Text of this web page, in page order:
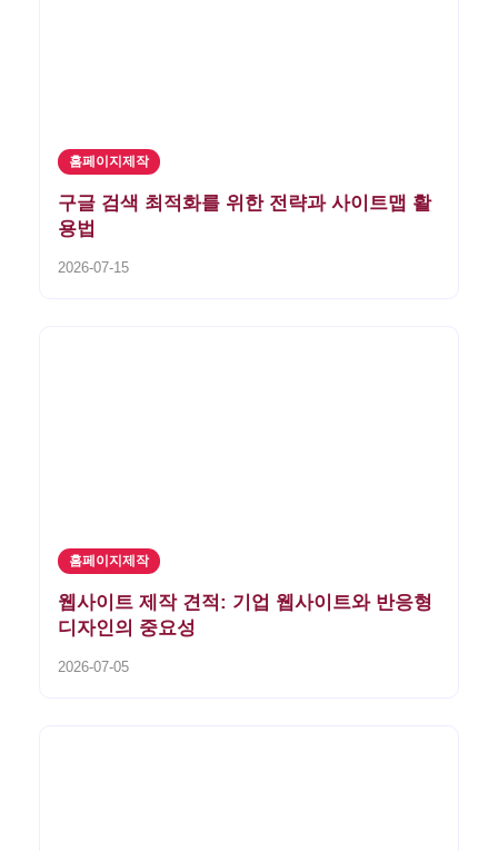
홈페이지제작
구글 검색 최적화를 위한 전략과 사이트맵 활
용법
2026-07-15
홈페이지제작
웹사이트 제작 견적: 기업 웹사이트와 반응형
디자인의 중요성
2026-07-05